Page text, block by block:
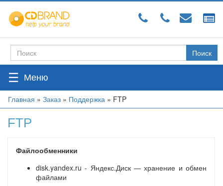
Перейти
основному
Форма
поиска
Поиск
☰
Вы
Главная » Заказ » Поддержка » FTP
FTP
Файлообменники
disk.yandex.ru - Яндекс.Диск — хранение и обмен
файлами